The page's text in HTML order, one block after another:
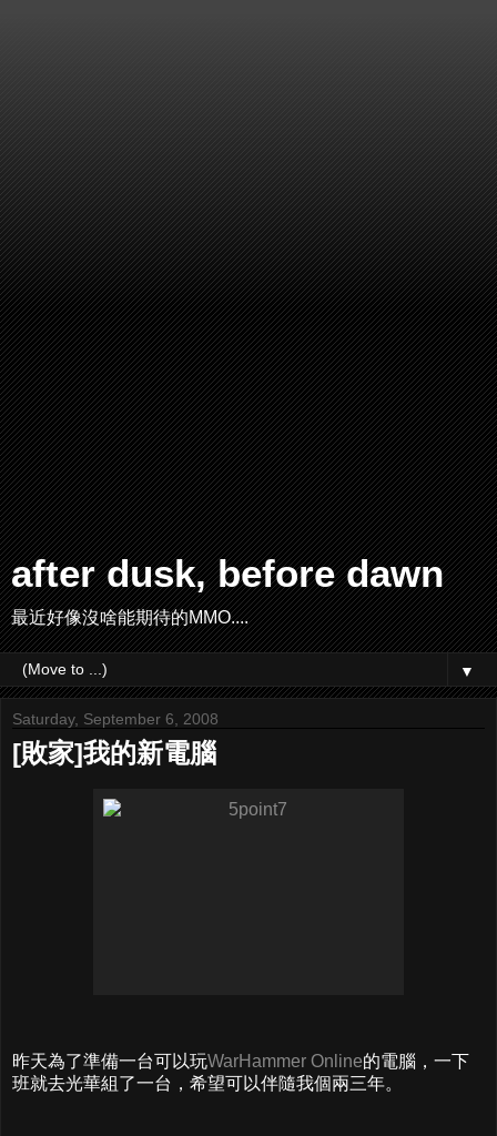
after dusk, before dawn
最近好像沒啥能期待的MMO....
▼
Saturday, September 6, 2008
[敗家]我的新電腦
昨天為了準備一台可以玩WarHammer Online的電腦，一下
班就去光華組了一台，希望可以伴隨我個兩三年。